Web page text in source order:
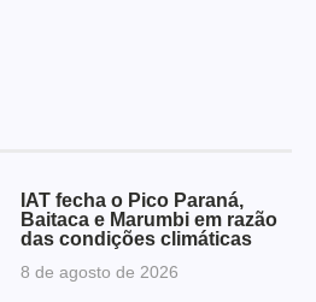
IAT fecha o Pico Paraná,
Baitaca e Marumbi em razão
das condições climáticas
8 de agosto de 2026